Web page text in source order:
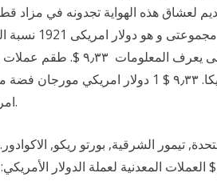
امريكي عام 1978 م حجم كبير.
لعملة الدولار الأمريكي: 1¢, 5¢, 10¢, 25¢, 50¢, $1